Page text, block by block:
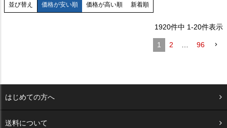
並び替え 価格が安い順 価格が高い順 新着順
1920件中 1-20件表示
1 2 96
はじめての方へ
送料について